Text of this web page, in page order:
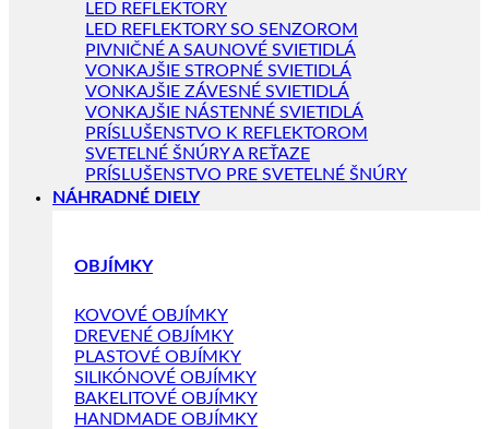
LED REFLEKTORY
LED REFLEKTORY SO SENZOROM
PIVNIČNÉ A SAUNOVÉ SVIETIDLÁ
VONKAJŠIE STROPNÉ SVIETIDLÁ
VONKAJŠIE ZÁVESNÉ SVIETIDLÁ
VONKAJŠIE NÁSTENNÉ SVIETIDLÁ
PRÍSLUŠENSTVO K REFLEKTOROM
SVETELNÉ ŠNÚRY A REŤAZE
PRÍSLUŠENSTVO PRE SVETELNÉ ŠNÚRY
NÁHRADNÉ DIELY
OBJÍMKY
KOVOVÉ OBJÍMKY
DREVENÉ OBJÍMKY
PLASTOVÉ OBJÍMKY
SILIKÓNOVÉ OBJÍMKY
BAKELITOVÉ OBJÍMKY
HANDMADE OBJÍMKY